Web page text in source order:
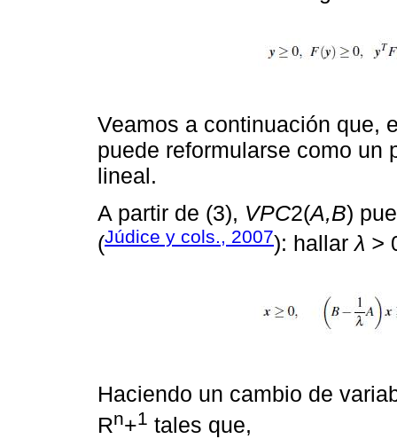
Veamos a continuación que,
puede reformularse como un
lineal.
A partir de (3), VPC2(A,B)
(Júdice y cols., 2007): hallarλ >
Haciendo un cambio de
Rn+1 tales que,